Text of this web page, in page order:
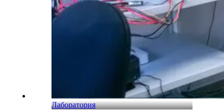
Лаборатория